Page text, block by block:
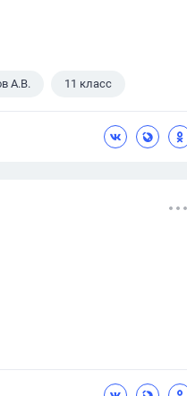
А.В. 11 класс